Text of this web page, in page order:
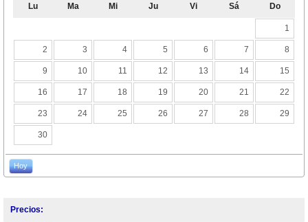
Lu Ma Mi Ju Vi Sá Do
1
2 3 4 5 6 7 8
9 10 11 12 13 14 15
16 17 18 19 20 21 22
23 24 25 26 27 28 29
30
Hoy
Precios: